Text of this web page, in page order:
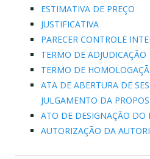
ESTIMATIVA DE PREÇO
JUSTIFICATIVA
PARECER CONTROLE
TERMO DE ADJUDICAÇÃO
TERMO DE
ATA DE ABERTURA DE
JULGAMENTO DA
ATO DE DESIGNAÇÃO DO
AUTORIZAÇÃO DA